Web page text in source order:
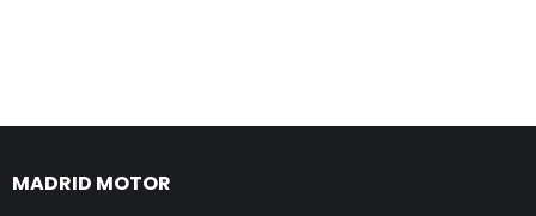
MADRID MOTOR